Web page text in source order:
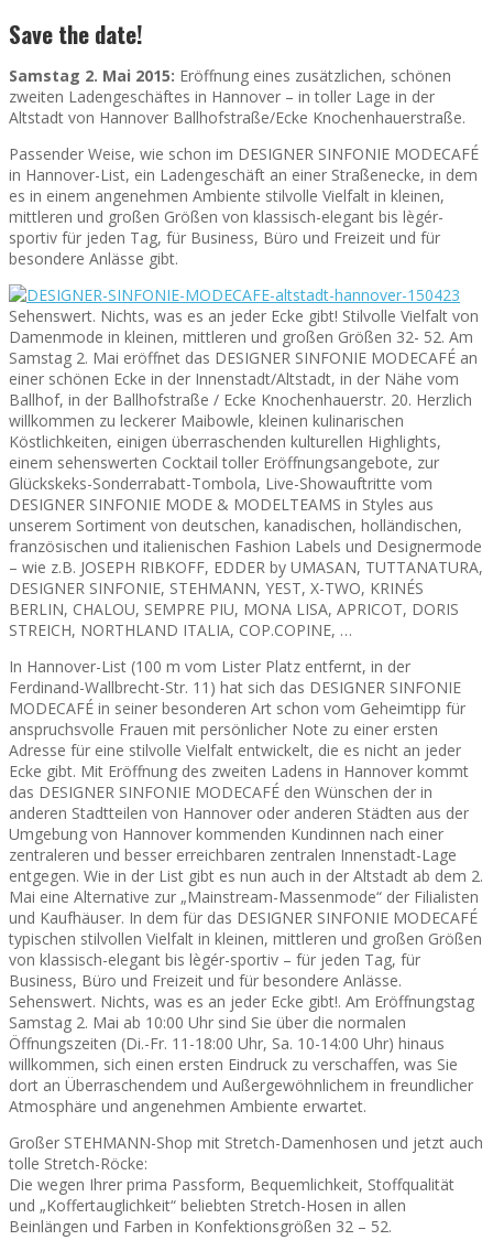
Save the date!
Samstag 2. Mai 2015: Eröffnung eines zusätzlichen, schönen
zweiten Ladengeschäftes in Hannover – in toller Lage in der
Altstadt von Hannover Ballhofstraße/Ecke Knochenhauerstraße.
Passender Weise, wie schon im DESIGNER SINFONIE MODECAFÉ
in Hannover-List, ein Ladengeschäft an einer Straßenecke, in dem
es in einem angenehmen Ambiente stilvolle Vielfalt in kleinen,
mittleren und großen Größen von klassisch-elegant bis lègér-
sportiv für jeden Tag, für Business, Büro und Freizeit und für
besondere Anlässe gibt.
Sehenswert. Nichts, was es an jeder Ecke gibt! Stilvolle Vielfalt von
Damenmode in kleinen, mittleren und großen Größen 32- 52. Am
Samstag 2. Mai eröffnet das DESIGNER SINFONIE MODECAFÉ an
einer schönen Ecke in der Innenstadt/Altstadt, in der Nähe vom
Ballhof, in der Ballhofstraße / Ecke Knochenhauerstr. 20. Herzlich
willkommen zu leckerer Maibowle, kleinen kulinarischen
Köstlichkeiten, einigen überraschenden kulturellen Highlights,
einem sehenswerten Cocktail toller Eröffnungsangebote, zur
Glückskeks-Sonderrabatt-Tombola, Live-Showauftritte vom
DESIGNER SINFONIE MODE & MODELTEAMS in Styles aus
unserem Sortiment von deutschen, kanadischen, holländischen,
französischen und italienischen Fashion Labels und Designermode
– wie z.B. JOSEPH RIBKOFF, EDDER by UMASAN, TUTTANATURA,
DESIGNER SINFONIE, STEHMANN, YEST, X-TWO, KRINÉS
BERLIN, CHALOU, SEMPRE PIU, MONA LISA, APRICOT, DORIS
STREICH, NORTHLAND ITALIA, COP.COPINE, …
In Hannover-List (100 m vom Lister Platz entfernt, in der
Ferdinand-Wallbrecht-Str. 11) hat sich das DESIGNER SINFONIE
MODECAFÉ in seiner besonderen Art schon vom Geheimtipp für
anspruchsvolle Frauen mit persönlicher Note zu einer ersten
Adresse für eine stilvolle Vielfalt entwickelt, die es nicht an jeder
Ecke gibt. Mit Eröffnung des zweiten Ladens in Hannover kommt
das DESIGNER SINFONIE MODECAFÉ den Wünschen der in
anderen Stadtteilen von Hannover oder anderen Städten aus der
Umgebung von Hannover kommenden Kundinnen nach einer
zentraleren und besser erreichbaren zentralen Innenstadt-Lage
entgegen. Wie in der List gibt es nun auch in der Altstadt ab dem 2.
Mai eine Alternative zur „Mainstream-Massenmode“ der Filialisten
und Kaufhäuser. In dem für das DESIGNER SINFONIE MODECAFÉ
typischen stilvollen Vielfalt in kleinen, mittleren und großen Größen
von klassisch-elegant bis lègér-sportiv – für jeden Tag, für
Business, Büro und Freizeit und für besondere Anlässe.
Sehenswert. Nichts, was es an jeder Ecke gibt!. Am Eröffnungstag
Samstag 2. Mai ab 10:00 Uhr sind Sie über die normalen
Öffnungszeiten (Di.-Fr. 11-18:00 Uhr, Sa. 10-14:00 Uhr) hinaus
willkommen, sich einen ersten Eindruck zu verschaffen, was Sie
dort an Überraschendem und Außergewöhnlichem in freundlicher
Atmosphäre und angenehmen Ambiente erwartet.
Großer STEHMANN-Shop mit Stretch-Damenhosen und jetzt auch
tolle Stretch-Röcke:
Die wegen Ihrer prima Passform, Bequemlichkeit, Stoffqualität
und „Koffertauglichkeit“ beliebten Stretch-Hosen in allen
Beinlängen und Farben in Konfektionsgrößen 32 – 52.